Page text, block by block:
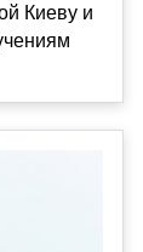
Киеву и